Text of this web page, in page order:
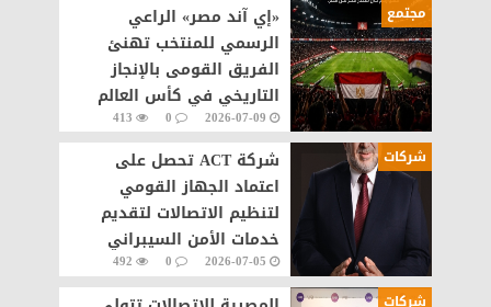
مجتمع
«إي آند مصر» الراعي
الرسمي للمنتخب تهنئ
الفريق القومى بالإنجاز
التاريخي في كأس العالم
2026-07-09
0
413
شركات
شركة ACT تحصل على
اعتماد الجهاز القومي
لتنظيم الاتصالات لتقديم
خدمات الأمن السيبراني
مصر2026-07-05
0
492
شركات